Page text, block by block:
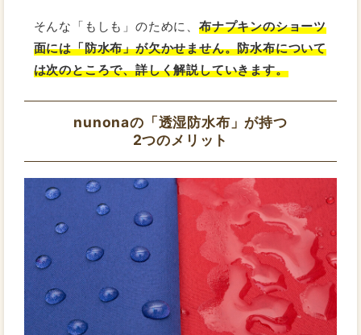
そんな「もしも」のために、布ナプキンのショーツ
面には「防水布」が欠かせません。防水布について
は次のところで、詳しく解説していきます。
nunonaの「透湿防水布」が持つ
2つのメリット